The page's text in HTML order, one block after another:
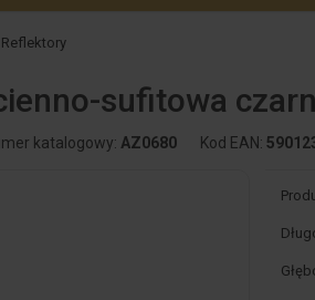
Reflektory
sufitowa
katalogowy: AZ0680 Kod EAN: